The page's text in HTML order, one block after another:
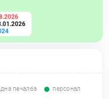
печалба персонал